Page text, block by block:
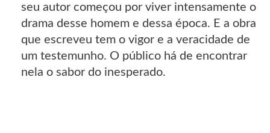
seu autor começou por viver intensamente o
drama desse homem e dessa época. E a obra
que escreveu tem o vigor e a veracidade de
um testemunho. O público há de encontrar
nela o sabor do inesperado.